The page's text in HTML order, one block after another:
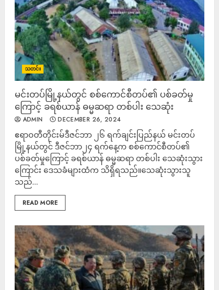
သတင်း
မင်းတပ်မြို့နယ်တွင် စစ်ကောင်စီတပ်၏ ပစ်ခတ်မှု
ကြောင့် ခရစ်ယာန် ဓမ္မဆရာ တစ်ပါး သေဆုံး
ADMIN DECEMBER 26, 2024
ဧရာဝတီတိုင်းမ်ဒီဇင်ဘာ ၂၆ ရက်ချင်းပြည်နယ် မင်းတပ်
မြို့နယ်တွင် ဒီဇင်ဘာ၂၄ ရက်နေ့က စစ်ကောင်စီတပ်၏
ပစ်ခတ်မှုကြောင့် ခရစ်ယာန် ဓမ္မဆရာ တစ်ပါး သေဆုံးသွား
ကြောင်း ဒေသခံများထံက သိရှိရသည်။သေဆုံးသွားသူ
သည်...
READ MORE